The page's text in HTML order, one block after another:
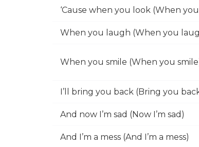
‘Cause when you look (When
When you laugh (When you
When you smile (When you
I’ll bring you back (Bring you
And now I’m sad (Now I’m sad)
And I’m a mess (And I’m a mess)